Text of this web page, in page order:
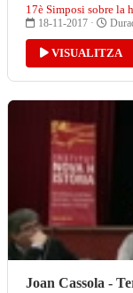
17è Simposi sobre la
18-11-2017 ·
VISUALITZA
Joan Cassola -